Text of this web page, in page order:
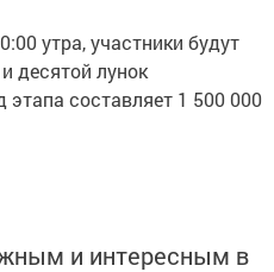
утра, участники будут
десятой лунок
составляет 1 500 000
и интересным в